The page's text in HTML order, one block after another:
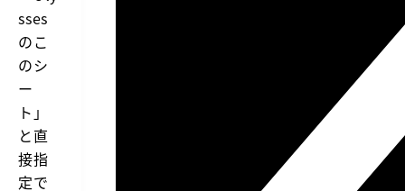
sses
のこ
のシ
ー
ト」
と直
接指
定で